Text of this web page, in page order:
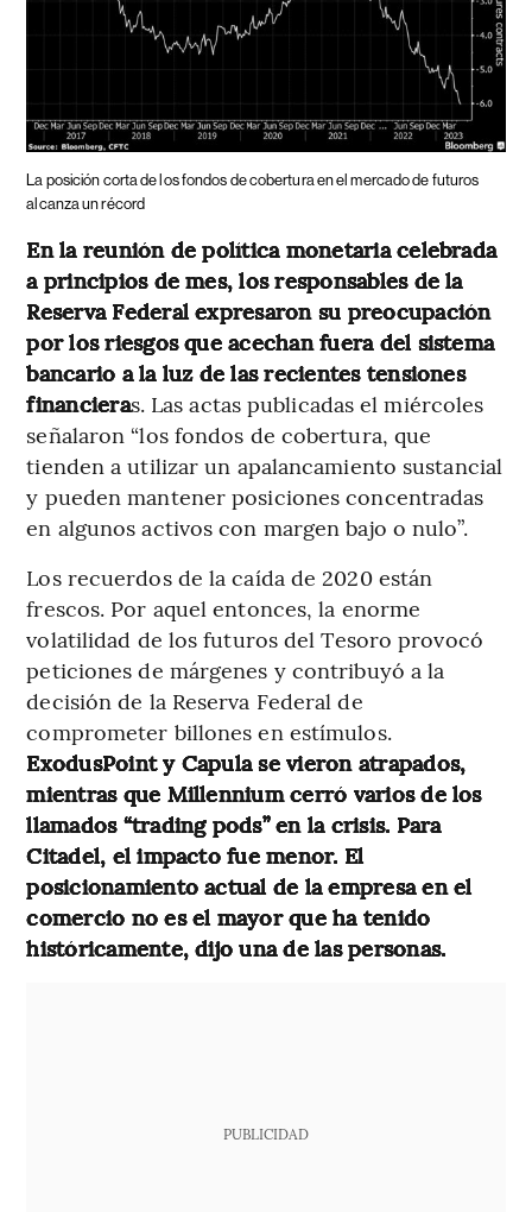
La posición corta de los fondos de cobertura en el mercado de futuros
alcanza un récord
En la reunión de política monetaria celebrada
a principios de mes, los responsables de la
Reserva Federal expresaron su preocupación
por los riesgos que acechan fuera del sistema
bancario a la luz de las recientes tensiones
financieras. Las actas publicadas el miércoles
señalaron “los fondos de cobertura, que
tienden a utilizar un apalancamiento sustancial
y pueden mantener posiciones concentradas
en algunos activos con margen bajo o nulo”.
Los recuerdos de la caída de 2020 están
frescos. Por aquel entonces, la enorme
volatilidad de los futuros del Tesoro provocó
peticiones de márgenes y contribuyó a la
decisión de la Reserva Federal de
comprometer billones en estímulos.
ExodusPoint y Capula se vieron atrapados,
mientras que Millennium cerró varios de los
llamados “trading pods” en la crisis. Para
Citadel, el impacto fue menor. El
posicionamiento actual de la empresa en el
comercio no es el mayor que ha tenido
históricamente, dijo una de las personas.
PUBLICIDAD